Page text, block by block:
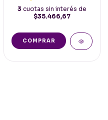
3 cuotas sin interés de
$35.466,67